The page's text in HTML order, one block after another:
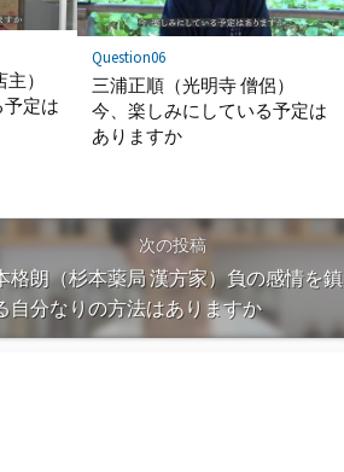
）
定は
Question06
三浦正順（光明寺 僧侶）
今、楽しみにしている予定は
ありますか
次の投稿
格朗（杉本薬局 漢方家）負の感情を鎮
自分なりの方法はありますか